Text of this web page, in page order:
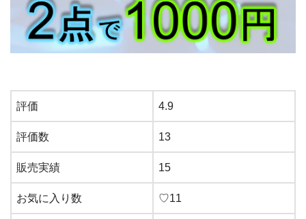
評価 4.9
評価数 13
販売実績 15
お気に入り数 ♡11